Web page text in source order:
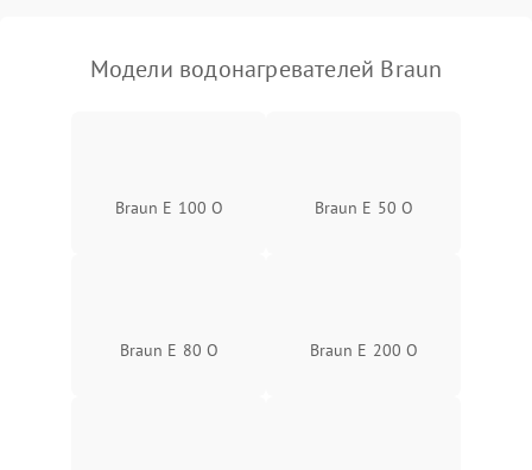
Модели водонагревателей Braun
Braun E 100 O Braun E 50 O
Braun E 80 O Braun E 200 O